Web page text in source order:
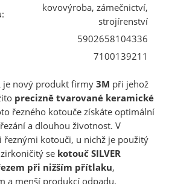
kovovýroba, zámečnictví,
strojírenství
5902658104336
7100139211
je nový produkt firmy3M při jehož
precizně tvarované keramické
řezného kotouče získáte optimální
a dlouhou životnost. V
kotouči, u nichž je použitý
se kotouč SILVER
při nižším přítlaku,
a menší produkcí odpadu.